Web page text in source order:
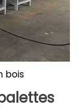
bois